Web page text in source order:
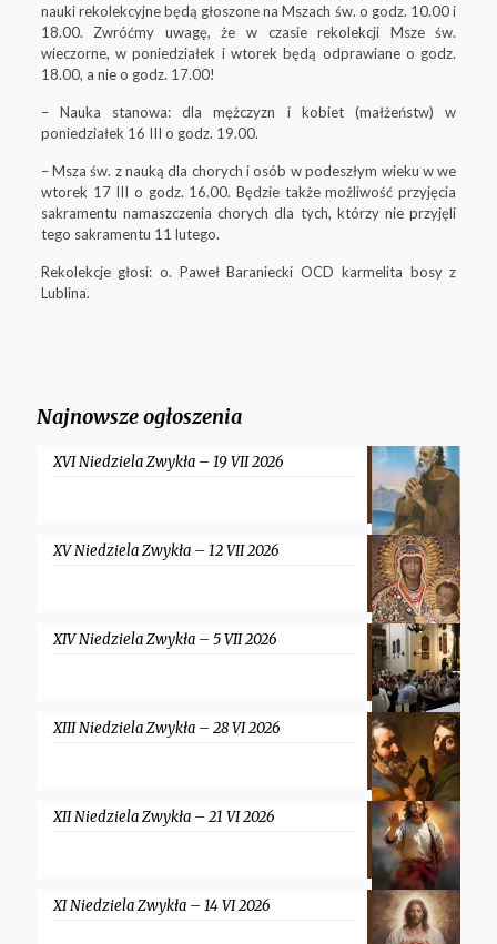
nauki rekolekcyjne będą głoszone na Mszach św. o godz. 10.00 i
18.00. Zwróćmy uwagę, że w czasie rekolekcji Msze św.
wieczorne, w poniedziałek i wtorek będą odprawiane o godz.
18.00, a nie o godz. 17.00!
– Nauka stanowa: dla mężczyzn i kobiet (małżeństw) w
poniedziałek 16 III o godz. 19.00.
– Msza św. z nauką dla chorych i osób w podeszłym wieku w we
wtorek 17 III o godz. 16.00. Będzie także możliwość przyjęcia
sakramentu namaszczenia chorych dla tych, którzy nie przyjęli
tego sakramentu 11 lutego.
Rekolekcje głosi: o. Paweł Baraniecki OCD karmelita bosy z
Lublina.
Najnowsze ogłoszenia
XVI Niedziela Zwykła – 19 VII 2026
XV Niedziela Zwykła – 12 VII 2026
XIV Niedziela Zwykła – 5 VII 2026
XIII Niedziela Zwykła – 28 VI 2026
XII Niedziela Zwykła – 21 VI 2026
XI Niedziela Zwykła – 14 VI 2026